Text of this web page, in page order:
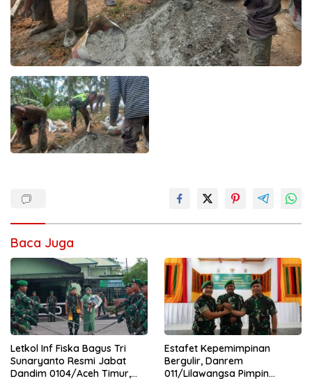
Baca Juga
Letkol Inf Fiska Bagus Tri
Sunaryanto Resmi Jabat
Dandim 0104/Aceh Timur,
Estafet Kepemimpinan
Bergulir, Danrem
011/Lilawangsa Pimpin